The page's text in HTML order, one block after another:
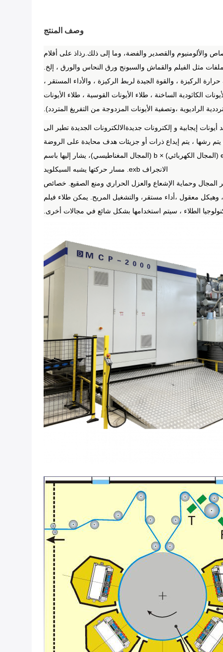
وصف المنتج
والألومنيوم والقصدير والفضة، وما إلى ذلك.رذاذ على أفلام
الركيزة ، والقوة الجيدة لربط الركيزة ، والأداء المستقر ،
الكاثودية الساخنة ، طلاء الأيونات القوسية ، طلاء الأيونات
الراديوية ،وتصفية الأيونات المزدوجة من التفريغ المتردد).
إيجابية و إلكترونات جديدةالالكترونات الجديدة تطير الى
رشها ، يتم إيداع ذرات أو جزيئات هدف محايدة على الروضة
لتشكيل فيلم رقيق. يتم التأثير على الإلكترونات الثانوية المولدة من قبل الحقول الكهربائية والمغناطيسية ،مما يؤدي إلى تحول في الاتجاه من e (المجال الكهربائي) × b (المجال المغناطيسي)، يشار إليها باسم
الانجراف exb.
مسار حركتها يشبه السيكلويد
وحماية الإشعاع والعزل الحراري ومنع الصقيع.
خصائص
معقول ،أداء مستقر، والتشغيل المريح.
يمكن طلاء فيلم
الطلاء ، سيتم استخدامها بشكل شائع في مجالات أخرى.